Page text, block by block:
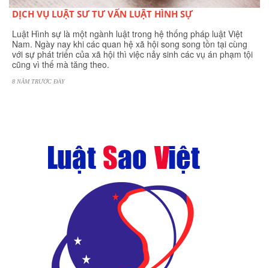
DỊCH VỤ LUẬT SƯ TƯ VẤN LUẬT HÌNH SỰ
Luật Hình sự là một ngành luật trong hệ thống pháp luật Việt
Nam. Ngày nay khi các quan hệ xã hội song song tồn tại cùng
với sự phát triển của xã hội thì việc nảy sinh các vụ án phạm tội
cũng vì thế mà tăng theo.
8 NĂM TRƯỚC ĐÂY